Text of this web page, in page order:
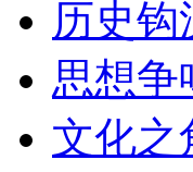
历史钩
思想争
文化之